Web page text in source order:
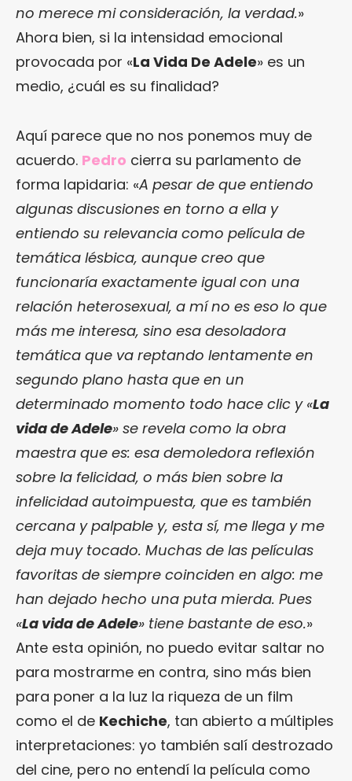
no merece mi consideración, la verdad.»
Ahora bien, si la intensidad emocional
provocada por «La Vida De Adele» es un
medio, ¿cuál es su finalidad?
Aquí parece que no nos ponemos muy de
acuerdo. Pedro cierra su parlamento de
forma lapidaria: «A pesar de que entiendo
algunas discusiones en torno a ella y
entiendo su relevancia como película de
temática lésbica, aunque creo que
funcionaría exactamente igual con una
relación heterosexual, a mí no es eso lo que
más me interesa, sino esa desoladora
temática que va reptando lentamente en
segundo plano hasta que en un
determinado momento todo hace clic y «La
vida de Adele» se revela como la obra
maestra que es: esa demoledora reflexión
sobre la felicidad, o más bien sobre la
infelicidad autoimpuesta, que es también
cercana y palpable y, esta sí, me llega y me
deja muy tocado. Muchas de las películas
favoritas de siempre coinciden en algo: me
han dejado hecho una puta mierda. Pues
«La vida de Adele» tiene bastante de eso.»
Ante esta opinión, no puedo evitar saltar no
para mostrarme en contra, sino más bien
para poner a la luz la riqueza de un film
como el de Kechiche, tan abierto a múltiples
interpretaciones: yo también salí destrozado
del cine, pero no entendí la película como